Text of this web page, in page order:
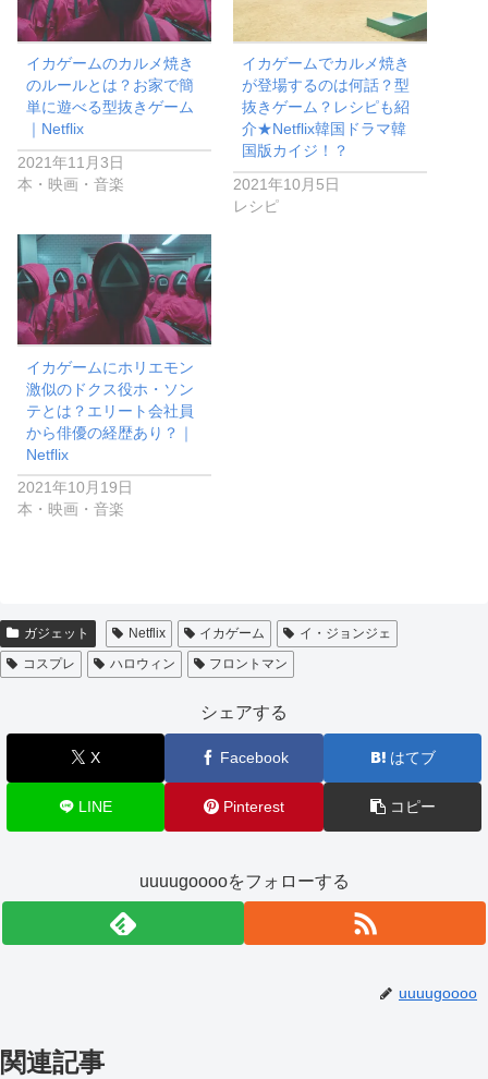
イカゲームのカルメ焼き
のルールとは？お家で簡
単に遊べる型抜きゲーム
｜Netflix
2021年11月3日
本・映画・音楽
イカゲームでカルメ焼き
が登場するのは何話？型
抜きゲーム？レシピも紹
介★Netflix韓国ドラマ韓
国版カイジ！？
2021年10月5日
レシピ
イカゲームにホリエモン
激似のドクス役ホ・ソン
テとは？エリート会社員
から俳優の経歴あり？｜
Netflix
2021年10月19日
本・映画・音楽
ガジェット Netflix イカゲーム
イ・ジョンジェ
コスプレ
ハロウィン フロントマン
シェアする
X Facebook はてブ
LINE Pinterest コピー
uuuugooooをフォローする
uuuugoooo
関連記事